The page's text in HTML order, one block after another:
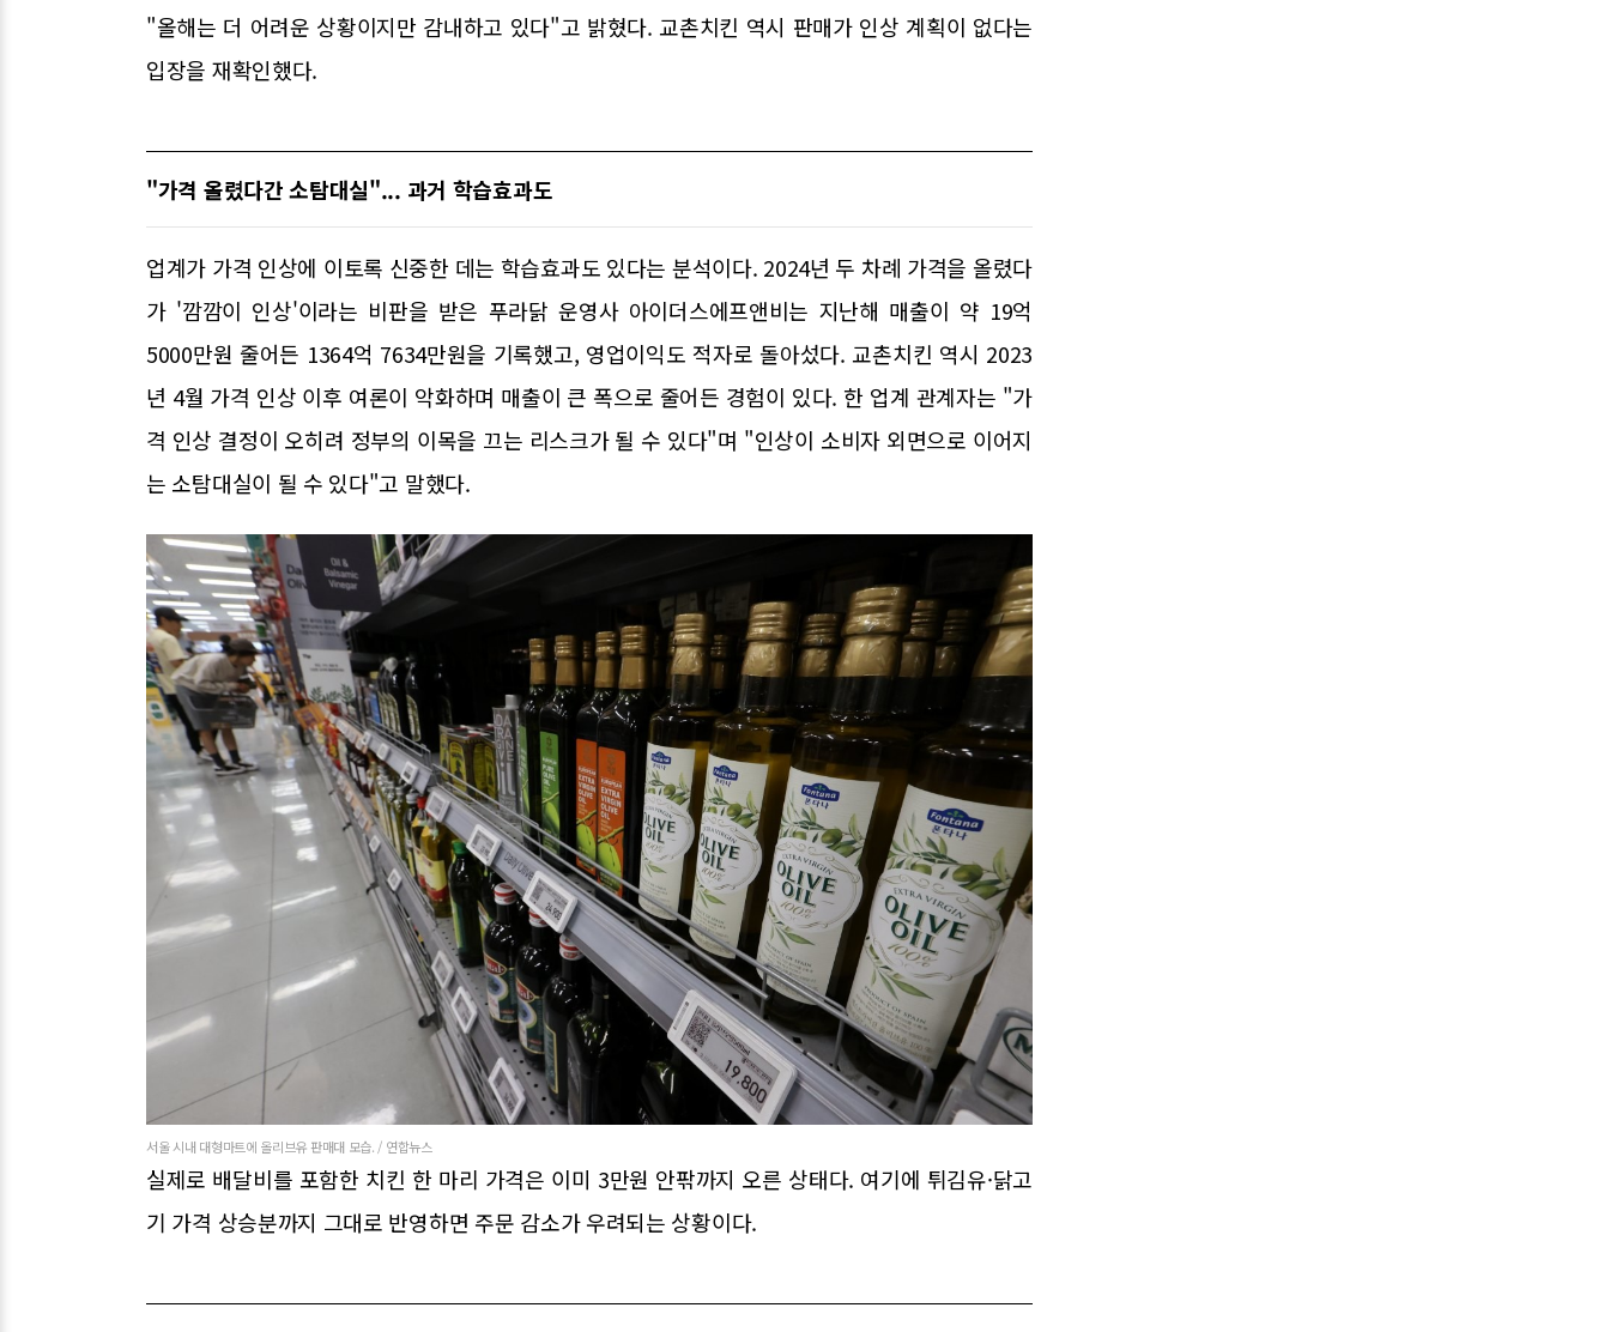
"올해는 더 어려운 상황이지만 감내하고 있다"고 밝혔다. 교촌치킨 역시 판매가 인상 계획이 없다는
입장을 재확인했다.
"가격 올렸다간 소탐대실"... 과거 학습효과도
업계가 가격 인상에 이토록 신중한 데는 학습효과도 있다는 분석이다. 2024년 두 차례 가격을 올렸다
가 '깜깜이 인상'이라는 비판을 받은 푸라닭 운영사 아이더스에프앤비는 지난해 매출이 약 19억
5000만원 줄어든 1364억 7634만원을 기록했고, 영업이익도 적자로 돌아섰다. 교촌치킨 역시 2023
년 4월 가격 인상 이후 여론이 악화하며 매출이 큰 폭으로 줄어든 경험이 있다. 한 업계 관계자는 "가
격 인상 결정이 오히려 정부의 이목을 끄는 리스크가 될 수 있다"며 "인상이 소비자 외면으로 이어지
는 소탐대실이 될 수 있다"고 말했다.
서울 시내 대형마트에 올리브유 판매대 모습. / 연합뉴스
실제로 배달비를 포함한 치킨 한 마리 가격은 이미 3만원 안팎까지 오른 상태다. 여기에 튀김유·닭고
기 가격 상승분까지 그대로 반영하면 주문 감소가 우려되는 상황이다.